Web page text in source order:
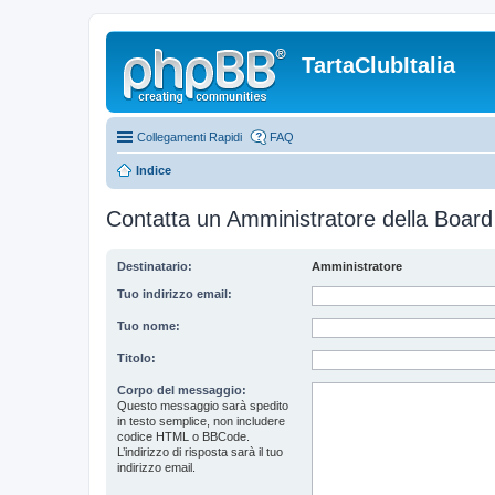
TartaClubItalia
Collegamenti Rapidi FAQ
Indice
Contatta un Amministratore della Board
Destinatario: Amministratore
Tuo indirizzo email:
Tuo nome:
Titolo:
Corpo del messaggio:
Questo messaggio sarà spedito
in testo semplice, non includere
codice HTML o BBCode.
L’indirizzo di risposta sarà il tuo
indirizzo email.